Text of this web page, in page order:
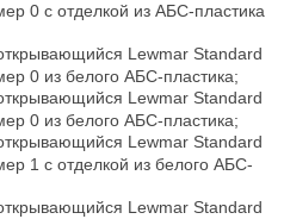
0 с отделкой из АБС-пластика
Lewmar Standard
0 из белого АБС-пластика;
Lewmar Standard
0 из белого АБС-пластика;
Lewmar Standard
1 с отделкой из белого АБС-
Lewmar Standard